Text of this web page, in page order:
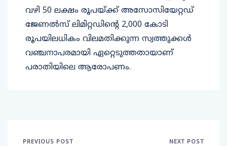
വഴി 50 ലക്ഷം രൂപയ്ക്ക് അസോസിയേറ്റഡ്
ജേണല്‍സ് ലിമിറ്റഡിന്റെ 2,000 കോടി
രൂപയിലധികം വിലമതിക്കുന്ന സ്വത്തുക്കള്‍
വഞ്ചനാപരമായി ഏറ്റെടുത്തതായാണ്
പരാതിയിലെ ആരോപണം.
PREVIOUS POST NEXT POST